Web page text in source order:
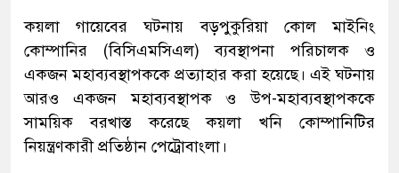
কয়লা গায়েবের ঘটনায় বড়পুকুরিয়া কোল মাইনিং
কোম্পানির (বিসিএমসিএল) ব্যবস্থাপনা পরিচালক ও
একজন মহাব্যবস্থাপককে প্রত্যাহার করা হয়েছে। এই ঘটনায়
আরও একজন মহাব্যবস্থাপক ও উপ-মহাব্যবস্থাপককে
সাময়িক বরখাস্ত করেছে কয়লা খনি কোম্পানিটির
নিয়ন্ত্রণকারী প্রতিষ্ঠান পেট্রোবাংলা।